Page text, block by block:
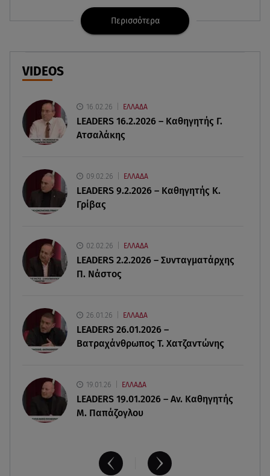
ατομικές βόμβες
«Ισλαμικό ΝΑΤΟ»: Πώς επηρεάζεται η Ελλάδα
Τραγωδία στην Πάρο: Νεκρό 4χρονο παιδί σε
πισίνα
500 για το 2026
08.08.26 , 17:45
08.08.26 , 17:44
Νεκρή μεγαλόσωμη αρκούδα στην Καστοριά,
πιθανόν από πυροβολισμό
08.08.26 , 17:32
Τζο Μπάιντεν: Ο καρκίνος έχει εξαπλωθεί - Η
ανακοίνωση του γιου του
Περισσότερα
VIDEOS
16.02.26 ΕΛΛΑΔΑ
LEADERS 16.2.2026 – Καθηγητής Γ.
Ατσαλάκης
09.02.26 ΕΛΛΑΔΑ
LEADERS 9.2.2026 – Καθηγητής Κ.
Γρίβας
02.02.26 ΕΛΛΑΔΑ
LEADERS 2.2.2026 – Συνταγματάρχης
Π. Νάστος
26.01.26 ΕΛΛΑΔΑ
LEADERS 26.01.2026 –
Βατραχάνθρωπος Τ. Χατζαντώνης
19.01.26 ΕΛΛΑΔΑ
LEADERS 19.01.2026 – Αν. Καθηγητής
Μ. Παπάζογλου